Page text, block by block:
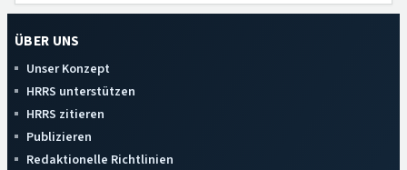
ÜBER UNS
Unser Konzept
HRRS unterstützen
HRRS zitieren
Publizieren
Redaktionelle Richtlinien